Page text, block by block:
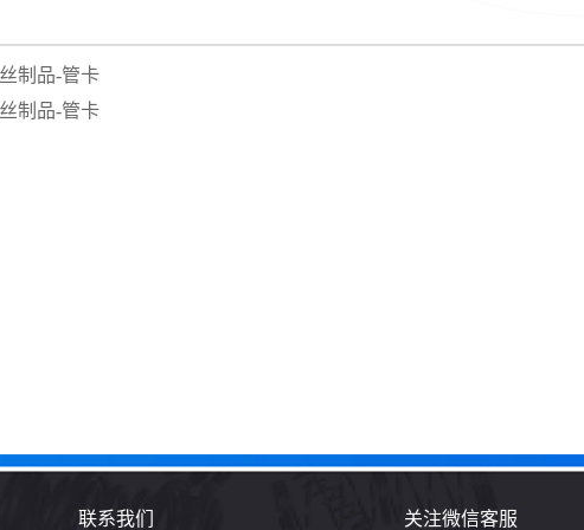
制品-管卡
制品-管卡
联系我们 关注微信客服